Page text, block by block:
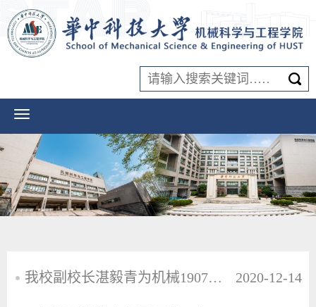
我校副校长湛毅青为机械1907班讲授思政课 2020-12-14